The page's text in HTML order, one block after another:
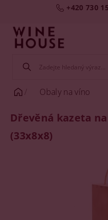
+420 730
Obaly na víno
Dřevěná kazeta
(33x8x8)